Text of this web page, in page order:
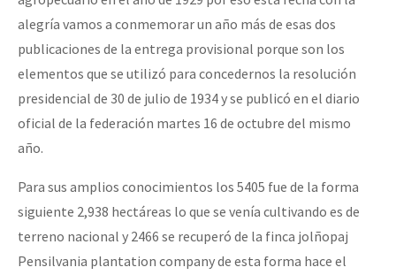
alegría vamos a conmemorar un año más de esas dos
publicaciones de la entrega provisional porque son los
elementos que se utilizó para concedernos la resolución
presidencial de 30 de julio de 1934 y se publicó en el diario
oficial de la federación martes 16 de octubre del mismo
año.
Para sus amplios conocimientos los 5405 fue de la forma
siguiente 2,938 hectáreas lo que se venía cultivando es de
terreno nacional y 2466 se recuperó de la finca jolñopaj
Pensilvania plantation company de esta forma hace el